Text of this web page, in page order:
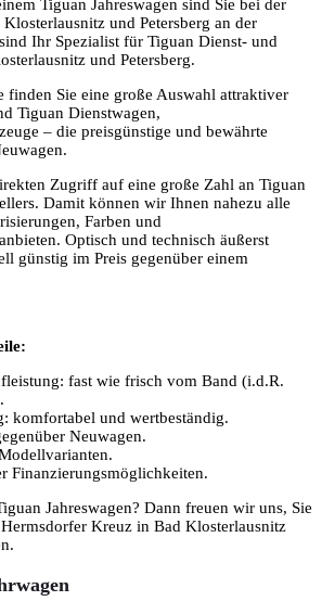
Tiguan Jahreswagen sind Sie bei der
und Petersberg an der
Ihr Spezialist für Tiguan Dienst- und
und Petersberg.
finden Sie eine große Auswahl attraktiver
Tiguan Dienstwagen,
– die preisgünstige und bewährte
Zugriff auf eine große Zahl an Tiguan
Damit können wir Ihnen nahezu alle
Farben und
Optisch und technisch äußerst
günstig im Preis gegenüber einem
fast wie frisch vom Band (i.d.R.
komfortabel und wertbeständig.
Neuwagen.
Finanzierungsmöglichkeiten.
Jahreswagen? Dann freuen wir uns, Sie
Kreuz in Bad Klosterlausnitz